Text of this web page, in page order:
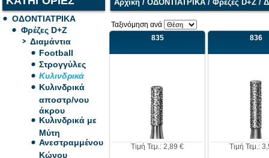
ΟΔΟΝΤΙΑΤΡΙΚΑ
Φρέζες D+Z
Διαμάντια
Football
Στρογγύλες
Κυλινδρικά
Κυλινδρικά
αποστρ/νου
άκρου
Κυλινδρικά με
Μύτη
Ανεστραμμένου
Κώνου
Αρχική / ΟΔΟΝΤΙΑΤΡΙΚΑ / Φρέζες D+Z /
Ταξινόμηση ανά
835
Τιμή Τεμ.: 2,89 €
836
Τιμή Τεμ.: